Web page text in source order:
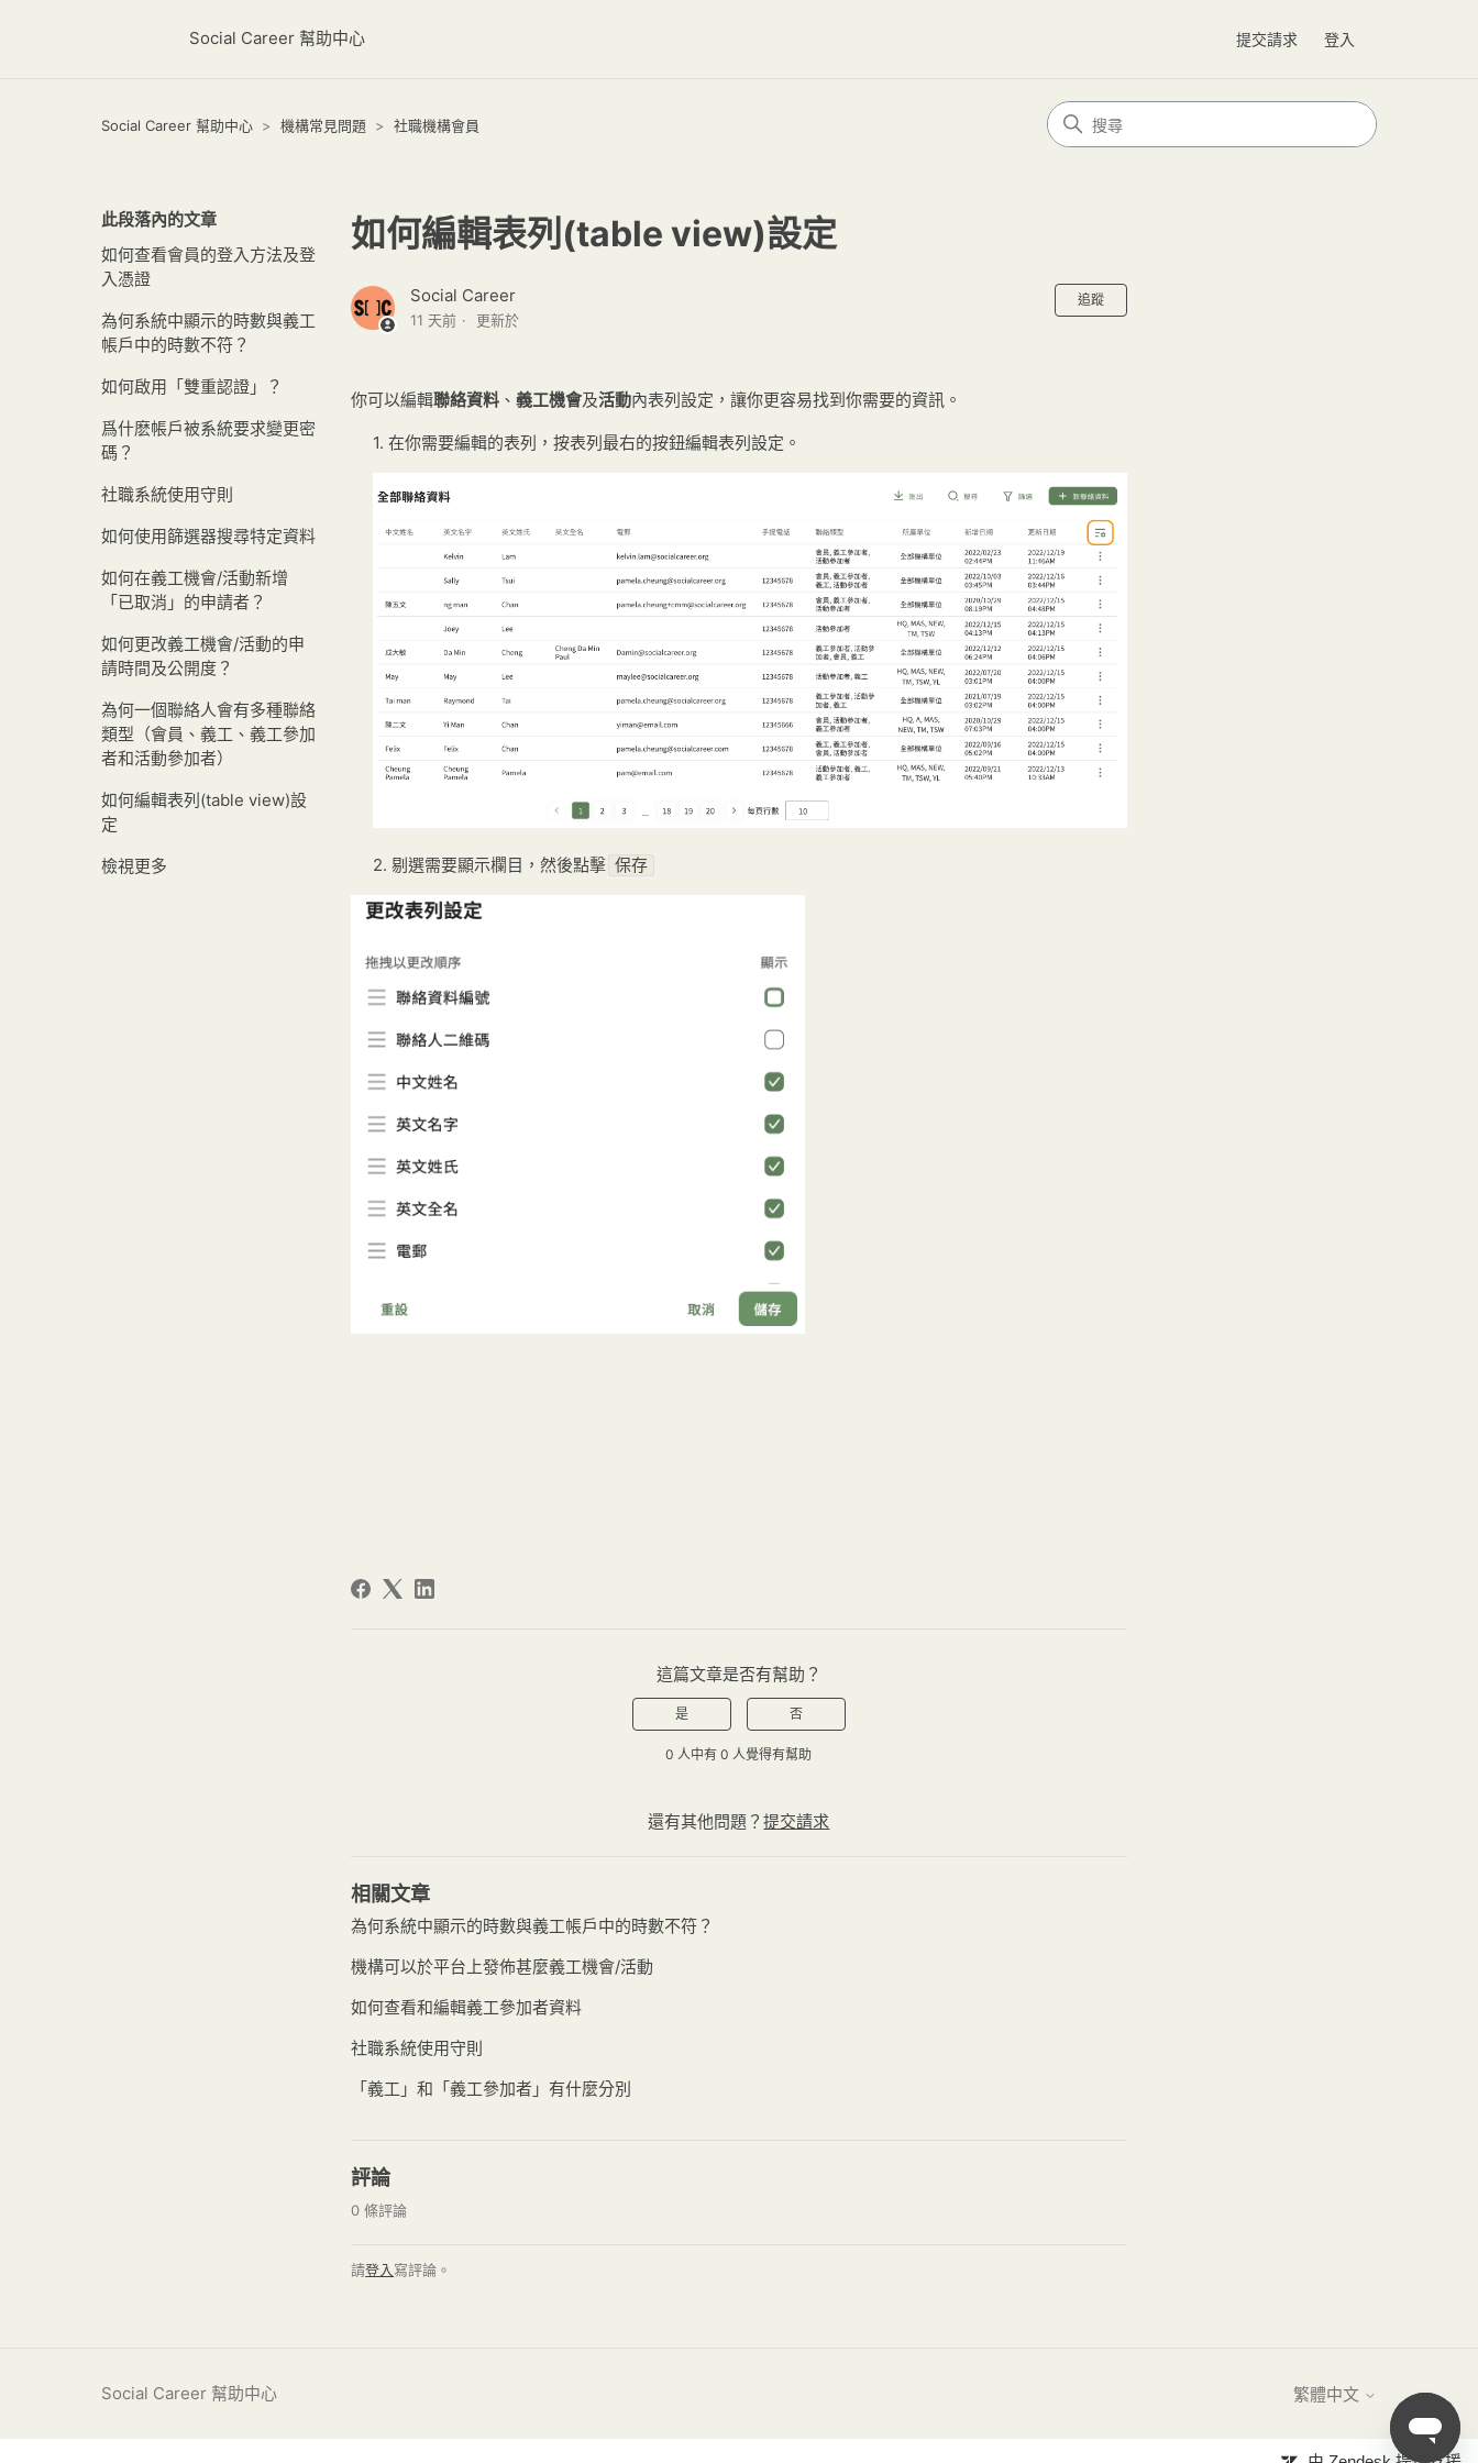
Social Career 幫助中心 提交請求 登入
Social Career 幫助中心 機構常見問題 社職機構會員
此段落內的文章
如何查看會員的登入方法及登
入憑證
為何系統中顯示的時數與義工
帳戶中的時數不符？
如何啟用「雙重認證」？
爲什麽帳戶被系統要求變更密
碼？
社職系統使用守則
如何使用篩選器搜尋特定資料
如何在義工機會/活動新增
「已取消」的申請者？
如何更改義工機會/活動的申
請時間及公開度？
為何一個聯絡人會有多種聯絡
類型（會員、義工、義工參加
者和活動參加者）
如何編輯表列(table view)設
定
檢視更多
如何編輯表列(table view)設定
Social Career
11 天前 更新於
追蹤
你可以編輯聯絡資料 、義工機會及活動內表列設定，讓你更容易找到你需要的資訊。
1. 在你需要編輯的表列，按表列最右的按鈕編輯表列設定。
2. 剔選需要顯示欄目，然後點擊 保存
這篇文章是否有幫助？
是 否
0 人中有 0 人覺得有幫助
還有其他問題？提交請求
相關文章
為何系統中顯示的時數與義工帳戶中的時數不符？
機構可以於平台上發佈甚麼義工機會/活動
如何查看和編輯義工參加者資料
社職系統使用守則
「義工」和「義工參加者」有什麼分別
評論
0 條評論
請登入 寫評論。
Social Career 幫助中心 繁體中文